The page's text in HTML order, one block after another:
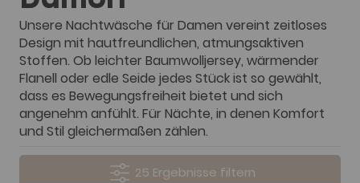
Unsere Nachtwäsche für Damen vereint zeitloses
Design mit hautfreundlichen, atmungsaktiven
Stoffen. Ob leichter Baumwolljersey, wärmender
Flanell oder edle Seide jedes Stück ist so gewählt,
dass es Bewegungsfreiheit bietet und sich
angenehm anfühlt. Für Nächte, in denen Komfort
und Stil gleichermaßen zählen.
25